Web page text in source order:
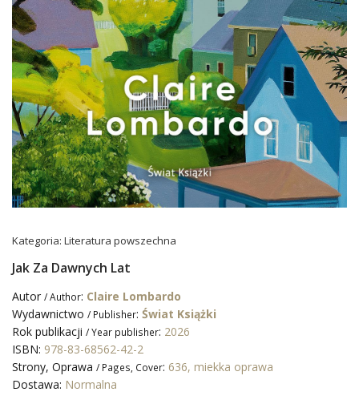
Kategoria: Literatura powszechna
Jak Za Dawnych Lat
Autor / Author: Claire Lombardo
Wydawnictwo / Publisher: Świat Książki
Rok publikacji / Year publisher: 2026
ISBN: 978-83-68562-42-2
Strony, Oprawa / Pages, Cover: 636, miekka oprawa
Dostawa: Normalna